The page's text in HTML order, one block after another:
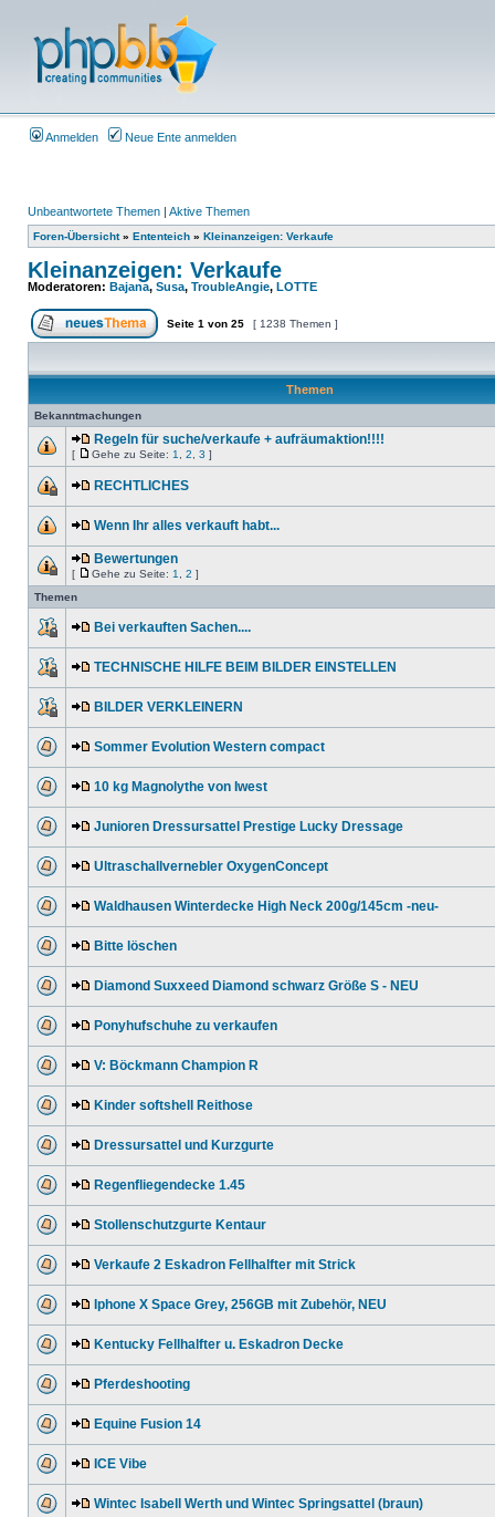
Anmelden Neue Ente anmelden
Unbeantwortete Themen | Aktive Themen
Foren-Übersicht» Ententeich » Kleinanzeigen: Verkaufe
Kleinanzeigen: Verkaufe
Moderatoren: Bajana, Susa, TroubleAngie, LOTTE
Seite 1 von 25 [ 1238 Themen ]
Themen
Bekanntmachungen
Regeln für suche/verkaufe + aufräumaktion!!!!
[ Gehe zu Seite: 1 2 3 ]
RECHTLICHES
Wenn Ihr alles verkauft habt...
Bewertungen
[ Gehe zu Seite: 1 2 ]
Themen
Bei verkauften Sachen....
TECHNISCHE HILFE BEIM BILDER EINSTELLEN
BILDER VERKLEINERN
Sommer Evolution Western compact
10 kg Magnolythe von Iwest
Junioren Dressursattel Prestige Lucky Dressage
Ultraschallvernebler OxygenConcept
Waldhausen Winterdecke High Neck 200g/145cm -neu-
Bitte löschen
Diamond Suxxeed Diamond schwarz Größe S - NEU
Ponyhufschuhe zu verkaufen
V: Böckmann Champion R
Kinder softshell Reithose
Dressursattel und Kurzgurte
Regenfliegendecke 1.45
Stollenschutzgurte Kentaur
Verkaufe 2 Eskadron Fellhalfter mit Strick
Iphone X Space Grey, 256GB mit Zubehör, NEU
Kentucky Fellhalfter u. Eskadron Decke
Pferdeshooting
Equine Fusion 14
ICE Vibe
Wintec Isabell Werth und Wintec Springsattel (braun)